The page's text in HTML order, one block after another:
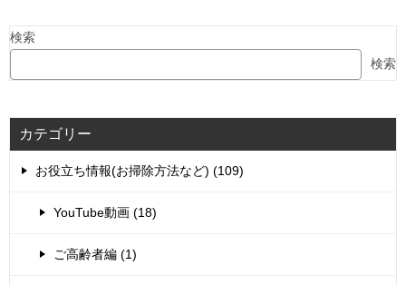
検索
検索
カテゴリー
お役立ち情報(お掃除方法など) (109)
YouTube動画 (18)
ご高齢者編 (1)